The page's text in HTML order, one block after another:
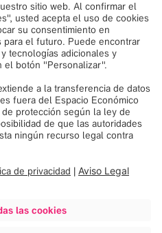
recopilar datos sobre
revise los detalles y
ver este contenido.
Consent
at CNS |
#525